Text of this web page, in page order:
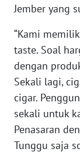
Jember yang
“Kami
taste. Soal
dengan
Sekali lagi,
cigar.
sekali untuk
Penasaran
Tunggu saja
PAPUA
WN
PAPUA
BARAT
RIAU